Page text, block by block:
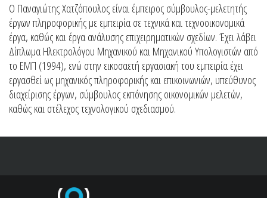
Ο Παναγιώτης Χατζόπουλος είναι έμπειρος σύμβουλος-μελετητής
έργων πληροφορικής με εμπειρία σε τεχνικά και τεχνοοικονομικά
έργα, καθώς και έργα ανάλυσης επιχειρηματικών σχεδίων. Έχει λάβει
Δίπλωμα Ηλεκτρολόγου Μηχανικού και Μηχανικού Υπολογιστών από
το ΕΜΠ (1994), ενώ στην εικοσαετή εργασιακή του εμπειρία έχει
εργασθεί ως μηχανικός πληροφορικής και επικοινωνιών, υπεύθυνος
διαχείρισης έργων, σύμβουλος εκπόνησης οικονομικών μελετών,
καθώς και στέλεχος τεχνολογικού σχεδιασμού.